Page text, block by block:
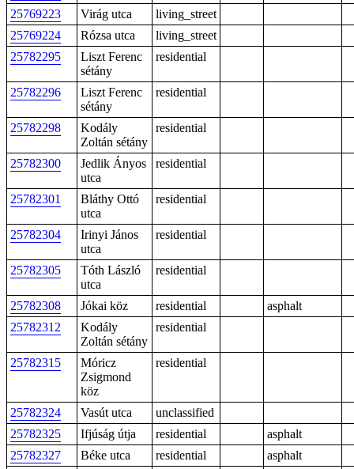
25769223 Virág utca
living_street
25769224
Rózsa utca
living_street
25782295
Liszt Ferenc
sétány
residential
25782296
Liszt Ferenc
sétány
residential
25782298
Kodály
Zoltán sétány
residential
25782300
Jedlik Ányos
utca
residential
25782301
Bláthy Ottó
utca
residential
25782304
Irinyi János
utca
residential
25782305
Tóth László
utca
residential
25782308 Jókai köz residential
asphalt
25782312
Kodály
Zoltán sétány
residential
25782315
Móricz
Zsigmond
köz
residential
25782324 Vasút utca
unclassified
25782325
Ifjúság útja residential
asphalt
25782327
Béke utca residential
asphalt